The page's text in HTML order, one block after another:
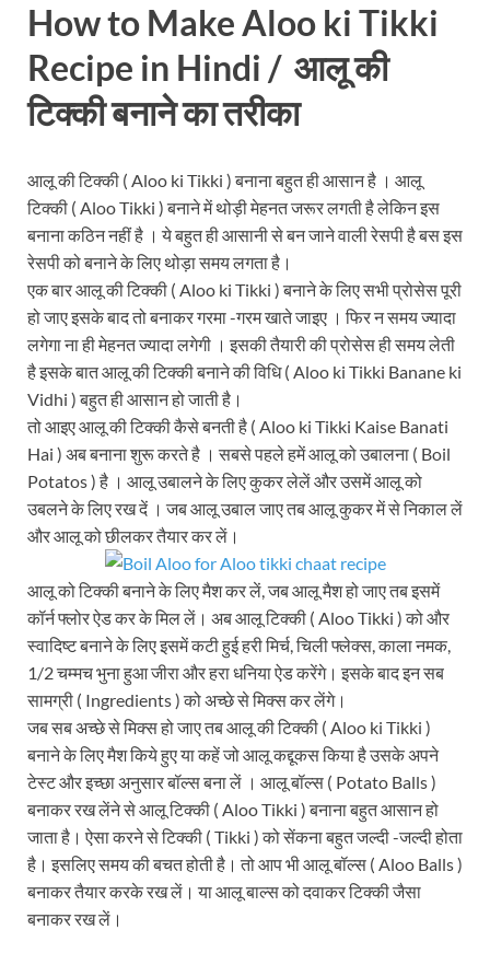
How to Make Aloo ki Tikki
Recipe in Hindi / आलू की
टिक्की बनाने का तरीका
आलू की टिक्की ( Aloo ki Tikki ) बनाना बहुत ही आसान है । आलू
टिक्की ( Aloo Tikki ) बनाने में थोड़ी मेहनत जरूर लगती है लेकिन इस
बनाना कठिन नहीं है । ये बहुत ही आसानी से बन जाने वाली रेसपी है बस इस
रेसपी को बनाने के लिए थोड़ा समय लगता है।
एक बार आलू की टिक्की ( Aloo ki Tikki ) बनाने के लिए सभी प्रोसेस पूरी
हो जाए इसके बाद तो बनाकर गरमा -गरम खाते जाइए । फिर न समय ज्यादा
लगेगा ना ही मेहनत ज्यादा लगेगी । इसकी तैयारी की प्रोसेस ही समय लेती
है इसके बात आलू की टिक्की बनाने की विधि ( Aloo ki Tikki Banane ki
Vidhi ) बहुत ही आसान हो जाती है।
तो आइए आलू की टिक्की कैसे बनती है ( Aloo ki Tikki Kaise Banati
Hai ) अब बनाना शुरू करते है । सबसे पहले हमें आलू को उबालना ( Boil
Potatos ) है । आलू उबालने के लिए कुकर लेलें और उसमें आलू को
उबलने के लिए रख दें । जब आलू उबाल जाए तब आलू कुकर में से निकाल लें
और आलू को छीलकर तैयार कर लें।
आलू को टिक्की बनाने के लिए मैश कर लें, जब आलू मैश हो जाए तब इसमें
कॉर्न फ्लोर ऐड कर के मिल लें। अब आलू टिक्की ( Aloo Tikki ) को और
स्वादिष्ट बनाने के लिए इसमें कटी हुई हरी मिर्च, चिली फ्लेक्स, काला नमक,
1/2 चम्मच भुना हुआ जीरा और हरा धनिया ऐड करेंगे। इसके बाद इन सब
सामग्री ( Ingredients ) को अच्छे से मिक्स कर लेंगे।
जब सब अच्छे से मिक्स हो जाए तब आलू की टिक्की ( Aloo ki Tikki )
बनाने के लिए मैश किये हुए या कहें जो आलू कद्दूकस किया है उसके अपने
टेस्ट और इच्छा अनुसार बॉल्स बना लें । आलू बॉल्स ( Potato Balls )
बनाकर रख लेंने से आलू टिक्की ( Aloo Tikki ) बनाना बहुत आसान हो
जाता है। ऐसा करने से टिक्की ( Tikki ) को सेंकना बहुत जल्दी -जल्दी होता
है। इसलिए समय की बचत होती है। तो आप भी आलू बॉल्स ( Aloo Balls )
बनाकर तैयार करके रख लें। या आलू बाल्स को दवाकर टिक्की जैसा
बनाकर रख लें।